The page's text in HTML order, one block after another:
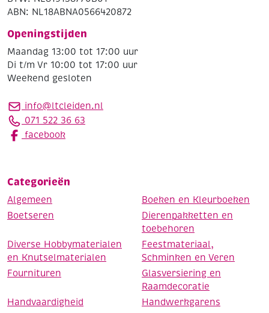
ABN: NL18ABNA0566420872
Openingstijden
Maandag 13:00 tot 17:00 uur
Di t/m Vr 10:00 tot 17:00 uur
Weekend gesloten
info@ltcleiden.nl
071 522 36 63
facebook
Categorieën
Algemeen
Boeken en Kleurboeken
Boetseren
Dierenpakketten en
toebehoren
Diverse Hobbymaterialen
en Knutselmaterialen
Feestmateriaal,
Schminken en Veren
Fournituren
Glasversiering en
Raamdecoratie
Handvaardigheid
Handwerkgarens